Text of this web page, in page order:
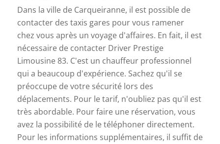
Dans la ville de Carqueiranne, il est possible de
contacter des taxis gares pour vous ramener
chez vous après un voyage d'affaires. En fait, il est
nécessaire de contacter Driver Prestige
Limousine 83. C'est un chauffeur professionnel
qui a beaucoup d'expérience. Sachez qu'il se
préoccupe de votre sécurité lors des
déplacements. Pour le tarif, n'oubliez pas qu'il est
très abordable. Pour faire une réservation, vous
avez la possibilité de le téléphoner directement.
Pour les informations supplémentaires, il suffit de